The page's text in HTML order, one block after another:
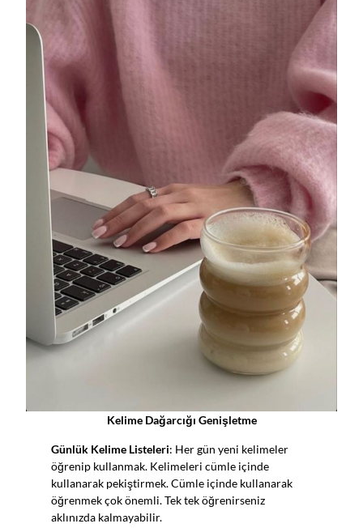
Kelime Dağarcığı Genişletme
Günlük Kelime Listeleri: Her gün yeni kelimeler
öğrenip kullanmak. Kelimeleri cümle içinde
kullanarak pekiştirmek. Cümle içinde kullanarak
öğrenmek çok önemli. Tek tek öğrenirseniz
aklınızda kalmayabilir.